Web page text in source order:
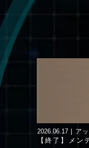
2026.06.17 ア
【終了】メン